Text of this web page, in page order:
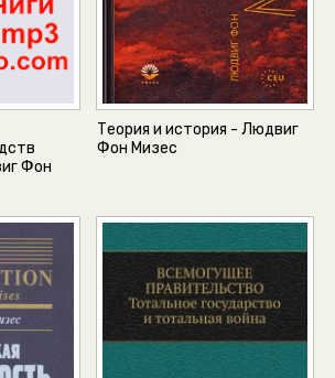
Фон
Теория и история - Людвиг
Фон Мизес